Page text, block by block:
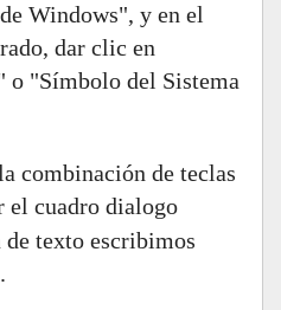
Windows", y en el
dar clic en
o "Símbolo del Sistema
combinación de teclas
el cuadro dialogo
texto escribimos